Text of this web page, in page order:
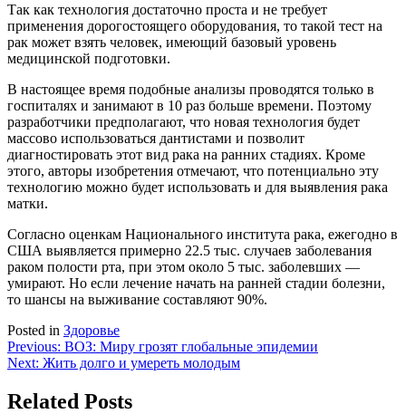
Так как технология достаточно проста и не требует
применения дорогостоящего оборудования, то такой тест на
рак может взять человек, имеющий базовый уровень
медицинской подготовки.
В настоящее время подобные анализы проводятся только в
госпиталях и занимают в 10 раз больше времени. Поэтому
разработчики предполагают, что новая технология будет
массово использоваться дантистами и позволит
диагностировать этот вид рака на ранних стадиях. Кроме
этого, авторы изобретения отмечают, что потенциально эту
технологию можно будет использовать и для выявления рака
матки.
Согласно оценкам Национального института рака, ежегодно в
США выявляется примерно 22.5 тыс. случаев заболевания
раком полости рта, при этом около 5 тыс. заболевших —
умирают. Но если лечение начать на ранней стадии болезни,
то шансы на выживание составляют 90%.
Posted in Здоровье
Навигация
по
записям
Previous: ВОЗ: Миру грозят глобальные эпидемии
Next: Жить долго и умереть молодым
Related Posts